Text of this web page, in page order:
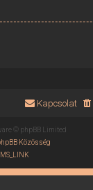
Kapcsolat
© phpBB Limited
Közösség